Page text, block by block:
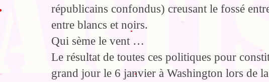
républicains confondus) creusant le fossé
entre blancs et noirs.
Qui sème le vent …
Le résultat de toutes ces politiques pour
grand jour le 6 janvier à Washington lors de la